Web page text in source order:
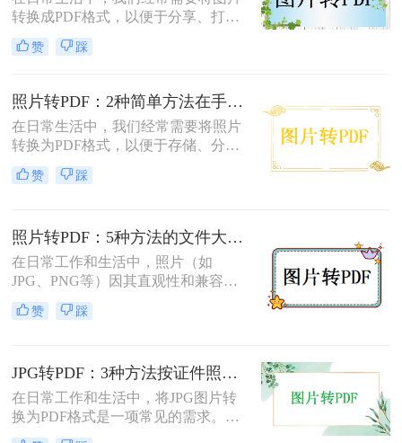
转换成PDF格式，以便于分享、打印
或存档。那么图片如何转换成pdf呢？
本文将介绍几种将图片转换成PDF的
换方式。
赞 踩
照片转PDF：2种简单方法在手机端和电脑端的操作差异！
在日常生活中，我们经常需要将照片
转换为PDF格式，以便于存储、分享
和打印。那么照片转pdf怎么弄呢？下
面将介绍两种简单实用的方法，帮助
赞 踩
照片转PDF：5种方法的文件大小限制和画质保留实测！
在日常工作和生活中，照片（如
JPG、PNG等）因其直观性和兼容性
被广泛使用。然而，在需要整合多张
照片、提高安全性或便于打印时，将
文将详细介绍5种将照片转换为PDF的
常用高效方法，帮助用户根据需求选
择最适合的方案。
赞 踩
JPG转PDF：3种方法按证件照、截图和风景照分别推荐！
在日常工作和生活中，将JPG图片转
换为PDF格式是一项常见的需求。
PDF格式具有跨平台兼容性、易于阅